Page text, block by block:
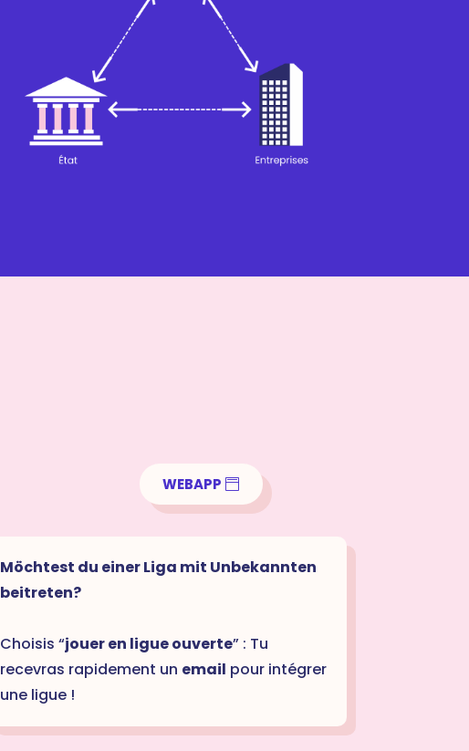
WEBAPP
Möchtest du einer Liga mit Unbekannten
beitreten?
Choisis “jouer en ligue ouverte” : Tu
recevras rapidement un email pour intégrer
une ligue !